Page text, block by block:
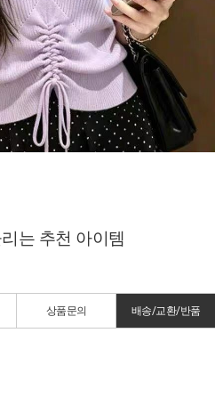
는 추천 아이템
상품문의 배송/교환/반품